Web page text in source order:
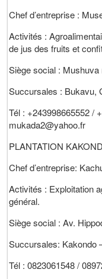
Chef d’entreprise :
Activités :
de jus des fruits et
Siège social :
Succursales : Bukavu,
Tél : +243998665552 /
mukada2@yahoo.fr
PLANTATION
Chef d’entreprise:
Activités : Exploitation
général.
Siège social : Av.
Succursales: Kakondo
Tél : 0823061548 /